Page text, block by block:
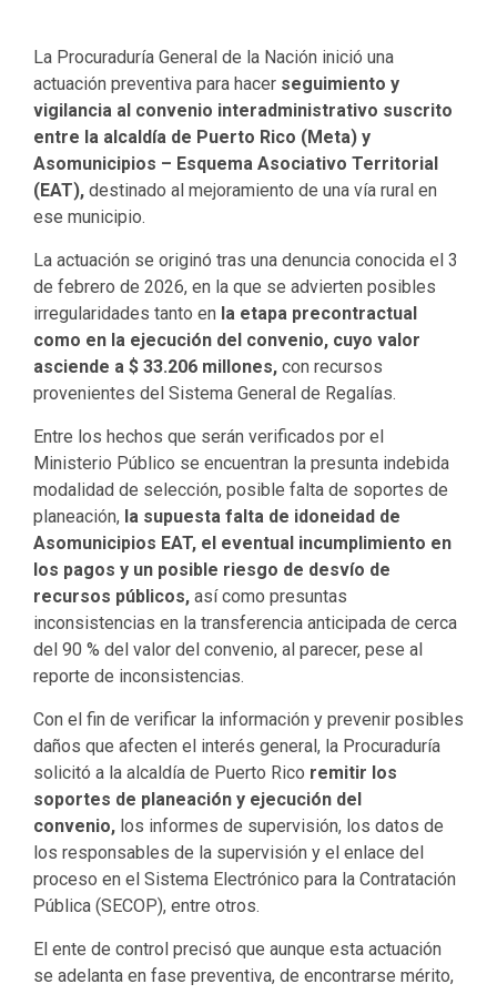
La Procuraduría General de la Nación inició una
actuación preventiva para hacer seguimiento y
vigilancia al convenio interadministrativo suscrito
entre la alcaldía de Puerto Rico (Meta) y
Asomunicipios – Esquema Asociativo Territorial
(EAT), destinado al mejoramiento de una vía rural en
ese municipio.
La actuación se originó tras una denuncia conocida el 3
de febrero de 2026, en la que se advierten posibles
irregularidades tanto en la etapa precontractual
como en la ejecución del convenio, cuyo valor
asciende a $ 33.206 millones, con recursos
provenientes del Sistema General de Regalías.
​​Entre los hechos que serán verificados por el
Ministerio Público se encuentran la presunta indebida
modalidad de selección, posible falta de soportes de
planeación, la supuesta falta de idoneidad de
Asomunicipios EAT, el eventual incumplimiento en
los pagos y un posible riesgo de desvío de
recursos públicos, así como presuntas
inconsistencias en la transferencia anticipada de cerca
del 90 % del valor del convenio, al parecer, pese al
reporte de inconsistencias.
Con el fin de verificar la información y prevenir posibles
daños que afecten el interés general, la Procuraduría
solicitó a la alcaldía de Puerto Rico remitir los
soportes de planeación y ejecución del
convenio, los informes de supervisión, los datos de
los responsables de la supervisión y el enlace del
proceso en el Sistema Electrónico para la Contratación
Pública (SECOP), entre otros.
El ente de control precisó que aunque esta actuación
se adelanta en fase preventiva, de encontrarse mérito,